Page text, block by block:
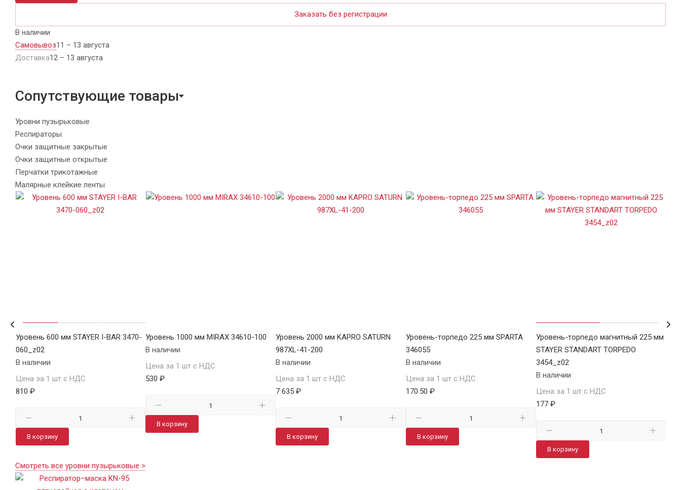
Заказать без регистрации
В наличии
Самовывоз11 – 13 августа
Доставка12 – 13 августа
Сопутствующие товары
Уровни пузырьковые
Респираторы
Очки защитные закрытые
Очки защитные открытые
Перчатки трикотажные
Малярные клейкие ленты
Уровень 600 мм STAYER I-BAR 3470-
060_z02
В наличии
Цена за 1 шт с НДС
810 ₽
В корзину
Уровень 1000 мм MIRAX 34610-100
В наличии
Цена за 1 шт с НДС
530 ₽
В корзину
Уровень 2000 мм KAPRO SATURN
987XL-41-200
В наличии
Цена за 1 шт с НДС
7 635 ₽
В корзину
Уровень-торпедо 225 мм SPARTA
346055
В наличии
Цена за 1 шт с НДС
170.50 ₽
В корзину
Уровень-торпедо магнитный 225 мм
STAYER STANDART TORPEDO
3454_z02
В наличии
Цена за 1 шт с НДС
177 ₽
В корзину
Смотреть все уровни пузырьковые >